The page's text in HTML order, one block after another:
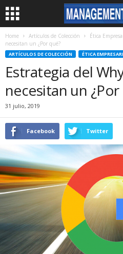
Home Artículos de Colección Ética
necesitan un ¿Por qué?
ARTÍCULOS DE COLECCIÓN ÉTICA
Estrategia del
necesitan un ¿Por
31 julio, 2019
Facebook Twitter